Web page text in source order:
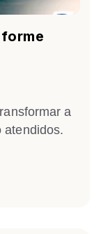
a
atendidos.